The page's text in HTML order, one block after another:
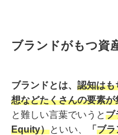
ブランドがもつ資
ブランドとは、 認知はも
想などたくさんの要素
と難しい言葉でいうとブ
Equity）といい、 「 ブラ